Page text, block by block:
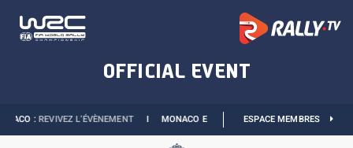
:REVIVEZ L’ÉVÈNEMENTI MONACO E-PRIX 2027 :LES DATES SONT
ESPACE MEMBRES